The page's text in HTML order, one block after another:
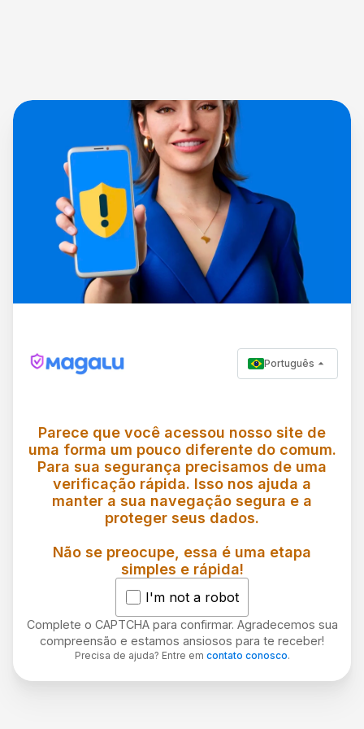
Português
Parece que você acessou nosso site de
uma forma um pouco diferente do comum.
Para sua segurança precisamos de uma
verificação rápida. Isso nos ajuda a
manter a sua navegação segura e a
proteger seus dados.
Não se preocupe, essa é uma etapa
simples e rápida!
I'm not a robot
Complete o CAPTCHA para confirmar. Agradecemos sua
compreensão e estamos ansiosos para te receber!
Precisa de ajuda? Entre em contato conosco.